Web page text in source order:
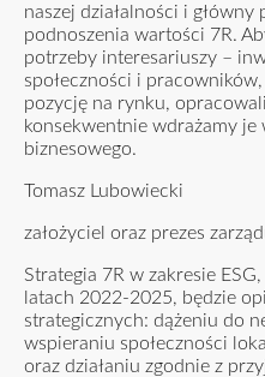
naszej działalności i
podnoszenia wartości 7R.
potrzeby interesariuszy –
społeczności i
pozycję na rynku,
konsekwentnie wdrażamy
biznesowego.
Tomasz Lubowiecki
założyciel oraz prezes
Strategia 7R w zakresie
latach 2022-2025, będzie
strategicznych: dążeniu do
wspieraniu społeczności
oraz działaniu zgodnie z